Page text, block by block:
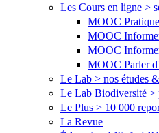
Les Cours en ligne >
MOOC
MOOC
MOOC
MOOC Parler
Le Lab > nos études
Le Lab Biodiversité >
Le Plus > 10 000
La Revue